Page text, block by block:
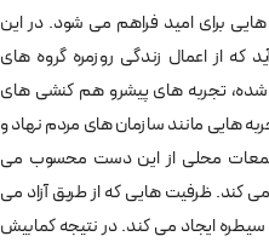
برای امید فراهم می شود. در این
از اعمال زندگی روزمره گروه های
تجربه های پیشرو هم کنشی های
هایی مانند سازمان های مردم نهاد و
محلی از این دست محسوب می
کند. ظرفیت هایی که از طریق آزاد می
ایجاد می کند. در نتیجه کمابیش